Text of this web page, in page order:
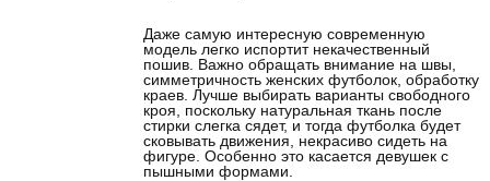
Даже самую интересную современную
модель легко испортит некачественный
пошив. Важно обращать внимание на швы,
симметричность женских футболок, обработку
краев. Лучше выбирать варианты свободного
кроя, поскольку натуральная ткань после
стирки слегка сядет, и тогда футболка будет
сковывать движения, некрасиво сидеть на
фигуре. Особенно это касается девушек с
пышными формами.